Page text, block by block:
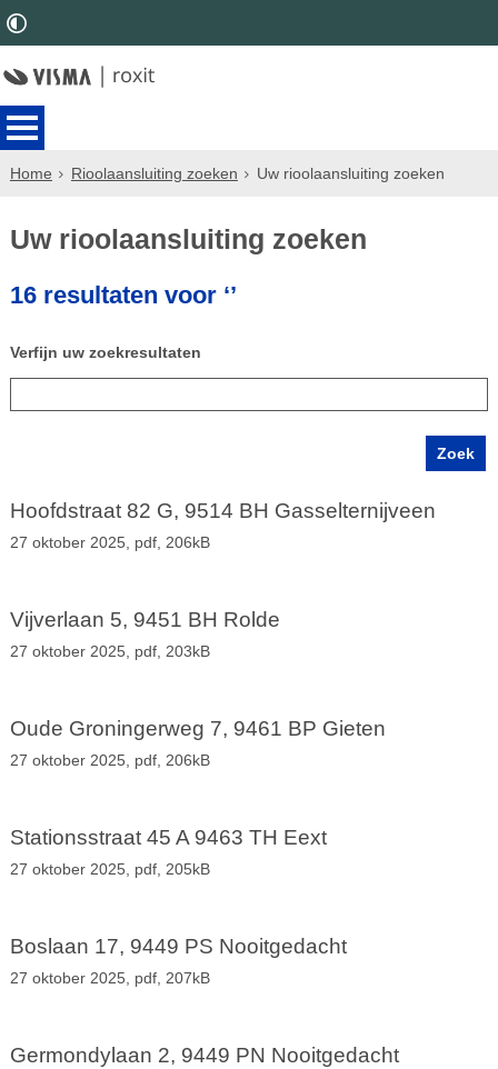
Home Rioolaansluiting zoeken Uw rioolaansluiting zoeken
Uw rioolaansluiting zoeken
16 resultaten voor ‘’
Verfijn uw zoekresultaten
Hoofdstraat 82 G, 9514 BH Gasselternijveen
27 oktober 2025, pdf, 206kB
Vijverlaan 5, 9451 BH Rolde
27 oktober 2025, pdf, 203kB
Oude Groningerweg 7, 9461 BP Gieten
27 oktober 2025, pdf, 206kB
Stationsstraat 45 A 9463 TH Eext
27 oktober 2025, pdf, 205kB
Boslaan 17, 9449 PS Nooitgedacht
27 oktober 2025, pdf, 207kB
Germondylaan 2, 9449 PN Nooitgedacht